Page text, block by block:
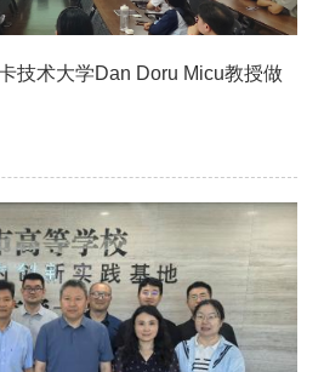
技术大学Dan Doru Micu教授做